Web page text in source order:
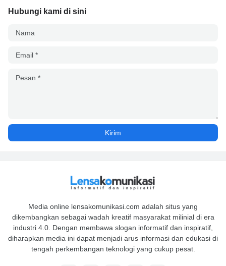
Hubungi kami di sini
Media online lensakomunikasi.com adalah situs yang
dikembangkan sebagai wadah kreatif masyarakat milinial di era
industri 4.0. Dengan membawa slogan informatif dan inspiratif,
diharapkan media ini dapat menjadi arus informasi dan edukasi di
tengah perkembangan teknologi yang cukup pesat.